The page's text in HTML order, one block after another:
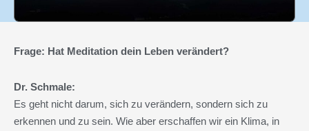
Frage: Hat Meditation dein Leben verändert?
Dr. Schmale:
Es geht nicht darum, sich zu verändern, sondern sich zu
erkennen und zu sein. Wie aber erschaffen wir ein Klima, in